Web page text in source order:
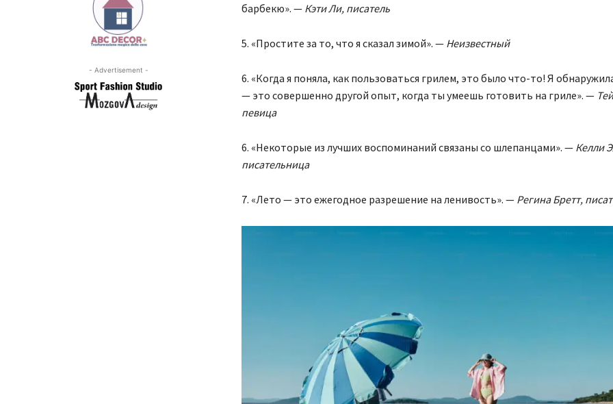
- Advertisement -
барбекю». — Кэти Ли, писатель
5. «Простите за то, что я сказал зимой». — Неизвестный
6. «Когда я поняла, как пользоваться грилем, это было что-то! Я
— это совершенно другой опыт, когда ты умеешь готовить на гриле». —
певица
6. «Некоторые из лучших воспоминаний связаны со шлепанцами». — Келли
писательница
7. «Лето — это ежегодное разрешение на ленивость». — Регина Бретт,